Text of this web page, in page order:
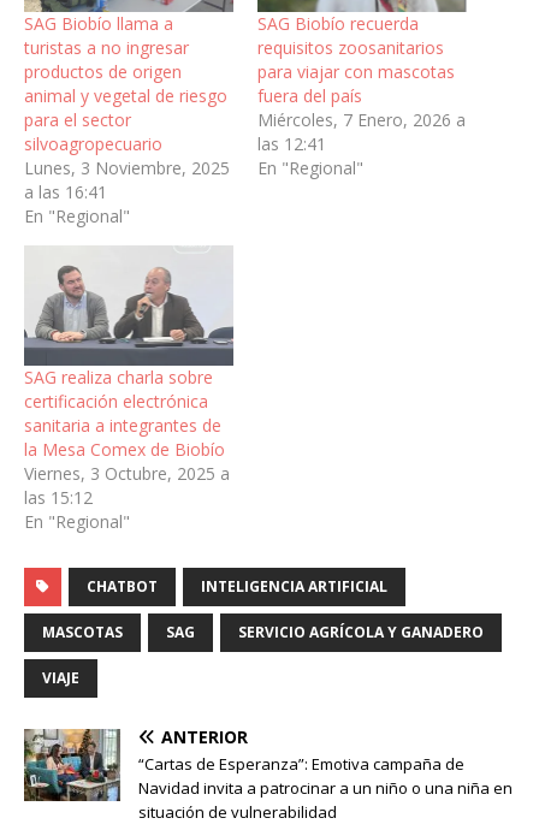
SAG Biobío llama a
turistas a no ingresar
productos de origen
animal y vegetal de riesgo
para el sector
silvoagropecuario
Lunes, 3 Noviembre, 2025
a las 16:41
En "Regional"
SAG Biobío recuerda
requisitos zoosanitarios
para viajar con mascotas
fuera del país
Miércoles, 7 Enero, 2026 a
las 12:41
En "Regional"
SAG realiza charla sobre
certificación electrónica
sanitaria a integrantes de
la Mesa Comex de Biobío
Viernes, 3 Octubre, 2025 a
las 15:12
En "Regional"
CHATBOT INTELIGENCIA ARTIFICIAL
MASCOTAS SAG SERVICIO AGRÍCOLA Y GANADERO
VIAJE
ANTERIOR
“Cartas de Esperanza”: Emotiva campaña de
Navidad invita a patrocinar a un niño o una niña en
situación de vulnerabilidad